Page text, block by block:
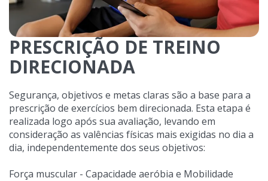
PRESCRIÇÃO DE TREINO
DIRECIONADA
Segurança, objetivos e metas claras são a base para a
prescrição de exercícios bem direcionada. Esta etapa é
realizada logo após sua avaliação, levando em
consideração as valências físicas mais exigidas no dia a
dia, independentemente dos seus objetivos:
Força muscular - Capacidade aeróbia e Mobilidade